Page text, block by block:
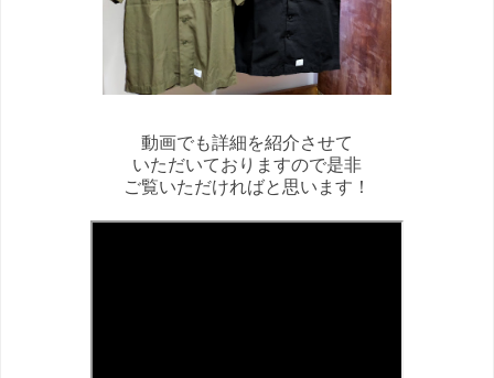
動画でも詳細を紹介させて
いただいておりますので是非
ご覧いただければと思います！